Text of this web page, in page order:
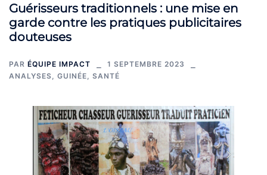
Guérisseurs traditionnels : une mise en
garde contre les pratiques publicitaires
douteuses
PAR ÉQUIPE IMPACT
1 SEPTEMBRE 2023
ANALYSES
GUINÉE SANTÉ